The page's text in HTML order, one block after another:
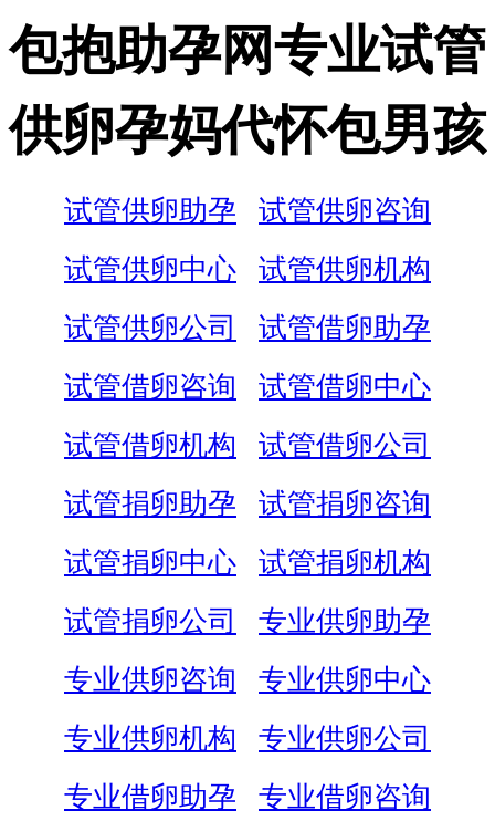
包抱助孕网专业试管
供卵孕妈代怀包男孩
试管供卵助孕
试管供卵咨询
试管供卵中心
试管供卵机构
试管供卵公司
试管借卵助孕
试管借卵咨询
试管借卵中心
试管借卵机构
试管借卵公司
试管捐卵助孕
试管捐卵咨询
试管捐卵中心
试管捐卵机构
试管捐卵公司
专业供卵助孕
专业供卵咨询
专业供卵中心
专业供卵机构
专业供卵公司
专业借卵助孕
专业借卵咨询